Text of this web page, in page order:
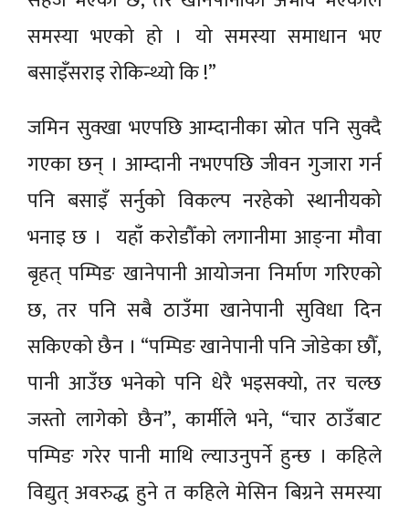
समस्या भएको हो । यो समस्या समाधान भए
बसाइँसराइ रोकिन्थ्यो कि !”
जमिन सुक्खा भएपछि आम्दानीका स्रोत पनि सुक्दै
गएका छन् । आम्दानी नभएपछि जीवन गुजारा गर्न
पनि बसाइँ सर्नुको विकल्प नरहेको स्थानीयको
भनाइ छ । यहाँ करोडौँको लगानीमा आङ्ना मौवा
बृहत् पम्पिङ खानेपानी आयोजना निर्माण गरिएको
छ, तर पनि सबै ठाउँमा खानेपानी सुविधा दिन
सकिएको छैन । “पम्पिङ खानेपानी पनि जोडेका छौँ,
पानी आउँछ भनेको पनि धेरै भइसक्यो, तर चल्छ
जस्तो लागेको छैन”, कार्मीले भने, “चार ठाउँबाट
पम्पिङ गरेर पानी माथि ल्याउनुपर्ने हुन्छ । कहिले
विद्युत् अवरुद्ध हुने त कहिले मेसिन बिग्रने समस्या